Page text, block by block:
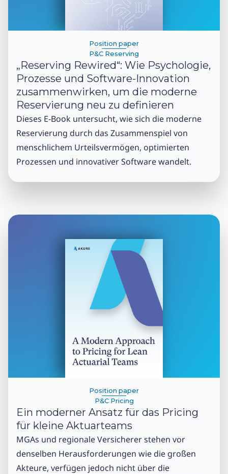
Position paper
P&C Reserving
„Reserving Rewired“: Wie Psychologie,
Prozesse und Software-Innovation
zusammenwirken, um die moderne
Reservierung neu zu definieren
Dieses E-Book untersucht, wie sich die moderne
Reservierung durch das Zusammenspiel von
menschlichem Urteilsvermögen, optimierten
Prozessen und innovativer Software wandelt.
Position paper
P&C Pricing
Ein moderner Ansatz für das Pricing
für kleine Aktuarteams
MGAs und regionale Versicherer stehen vor
denselben Herausforderungen wie die großen
Akteure, verfügen jedoch nicht über die